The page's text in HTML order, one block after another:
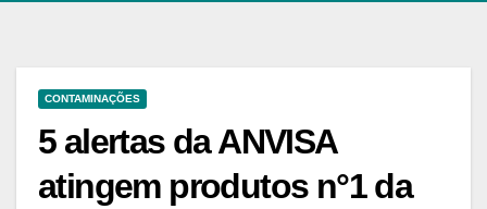
CONTAMINAÇÕES
5 alertas da ANVISA
atingem produtos n°1 da